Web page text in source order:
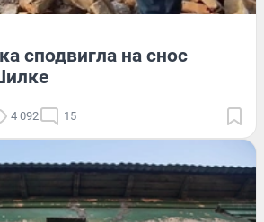
сподвигла на снос
4 092 15